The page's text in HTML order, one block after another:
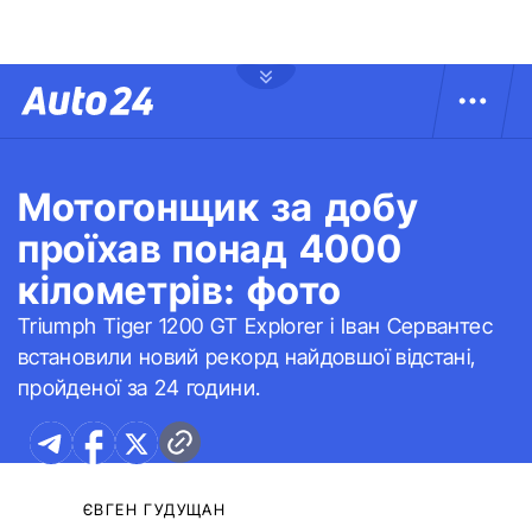
Мотогонщик за добу
проїхав понад 4000
кілометрів: фото
Triumph Tiger 1200 GT Explorer і Іван Сервантес
встановили новий рекорд найдовшої відстані,
пройденої за 24 години.
ЄВГЕН ГУДУЩАН